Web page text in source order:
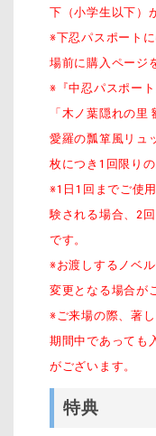
下（小学生以下）
※下忍パスポート
場前に購入ページ
※『中忍パスポー
「木ノ葉隠れの
愛羅の瓢箪風リュ
枚につき1回限り
※1日1回までご使
験される場合、2
です。
※お渡しするノベ
変更となる場合が
※ご来場の際、著
期間中であっても
がございます。
特典